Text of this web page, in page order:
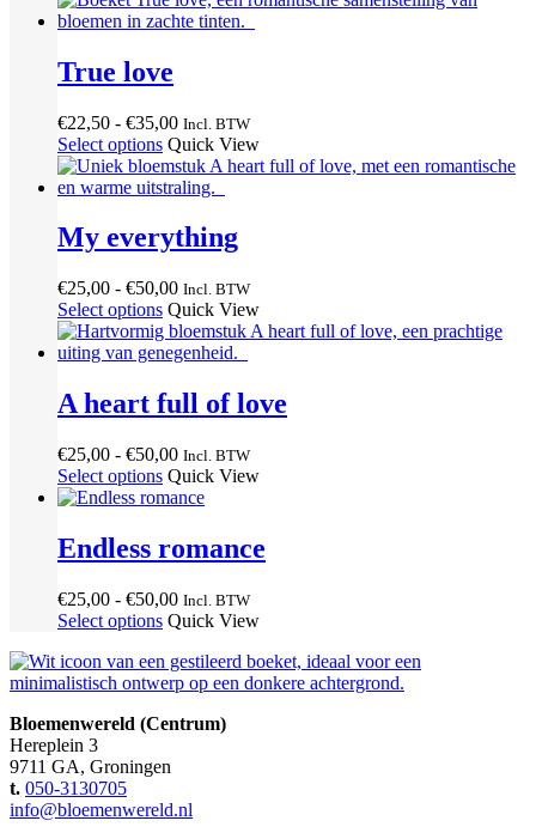
€35,00
True love
€22,50 - €35,00Prijsklasse:
€22,50
tot
€35,00
Incl. BTW
Select options Quick View
My everything
€25,00 - €50,00Prijsklasse:
€25,00
tot
€50,00
Incl. BTW
Select options Quick View
A heart full of love
€25,00 - €50,00Prijsklasse:
€25,00
tot
Incl. BTW
Select options Quick View
Endless romance
€25,00 - €50,00Prijsklasse:
€25,00
€50,00
Incl. BTW
Select options Quick View
Bloemenwereld (Centrum)
Hereplein 3
9711 GA, Groningen
t. 050-3130705
info@bloemenwereld.nl